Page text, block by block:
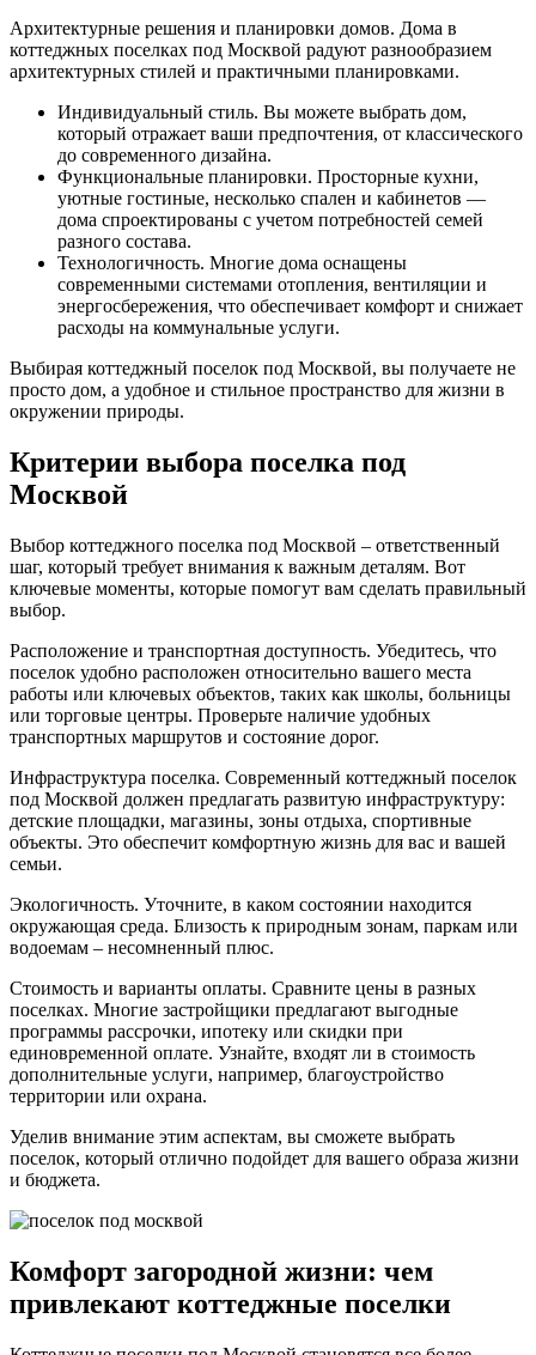
Архитектурные решения и планировки домов. Дома в
коттеджных поселках под Москвой радуют разнообразием
архитектурных стилей и практичными планировками.
Индивидуальный стиль. Вы можете выбрать дом,
который отражает ваши предпочтения, от классического
до современного дизайна.
Функциональные планировки. Просторные кухни,
уютные гостиные, несколько спален и кабинетов —
дома спроектированы с учетом потребностей семей
разного состава.
Технологичность. Многие дома оснащены
современными системами отопления, вентиляции и
энергосбережения, что обеспечивает комфорт и снижает
расходы на коммунальные услуги.
Выбирая коттеджный поселок под Москвой, вы получаете не
просто дом, а удобное и стильное пространство для жизни в
окружении природы.
Критерии выбора поселка под
Москвой
Выбор коттеджного поселка под Москвой – ответственный
шаг, который требует внимания к важным деталям. Вот
ключевые моменты, которые помогут вам сделать правильный
выбор.
Расположение и транспортная доступность. Убедитесь, что
поселок удобно расположен относительно вашего места
работы или ключевых объектов, таких как школы, больницы
или торговые центры. Проверьте наличие удобных
транспортных маршрутов и состояние дорог.
Инфраструктура поселка. Современный коттеджный поселок
под Москвой должен предлагать развитую инфраструктуру:
детские площадки, магазины, зоны отдыха, спортивные
объекты. Это обеспечит комфортную жизнь для вас и вашей
семьи.
Экологичность. Уточните, в каком состоянии находится
окружающая среда. Близость к природным зонам, паркам или
водоемам – несомненный плюс.
Стоимость и варианты оплаты. Сравните цены в разных
поселках. Многие застройщики предлагают выгодные
программы рассрочки, ипотеку или скидки при
единовременной оплате. Узнайте, входят ли в стоимость
дополнительные услуги, например, благоустройство
территории или охрана.
Уделив внимание этим аспектам, вы сможете выбрать
поселок, который отлично подойдет для вашего образа жизни
и бюджета.
Комфорт загородной жизни: чем
привлекают коттеджные поселки